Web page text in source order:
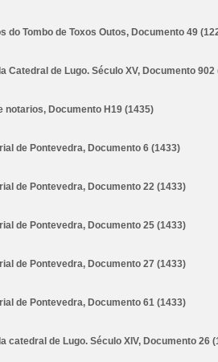
do Tombo de Toxos Outos, Documento 49
Catedral de Lugo. Século XV, Documento 902
notarios, Documento H19 (1435)
de Pontevedra, Documento 6 (1433)
de Pontevedra, Documento 22 (1433)
de Pontevedra, Documento 25 (1433)
de Pontevedra, Documento 27 (1433)
de Pontevedra, Documento 61 (1433)
catedral de Lugo. Século XIV, Documento 26